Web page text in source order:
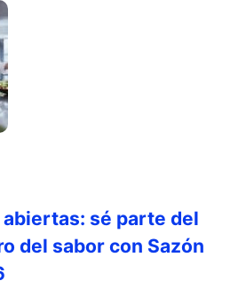
sé parte del
del sabor con Sazón